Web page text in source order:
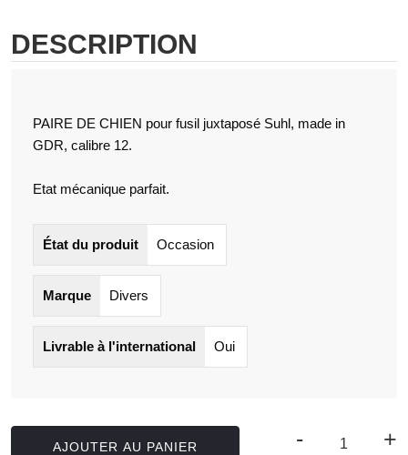
DESCRIPTION
PAIRE DE CHIEN pour fusil juxtaposé Suhl, made in
GDR, calibre 12.
Etat mécanique parfait.
État du produit Occasion
Marque Divers
Livrable à l'international Oui
AJOUTER AU PANIER - +